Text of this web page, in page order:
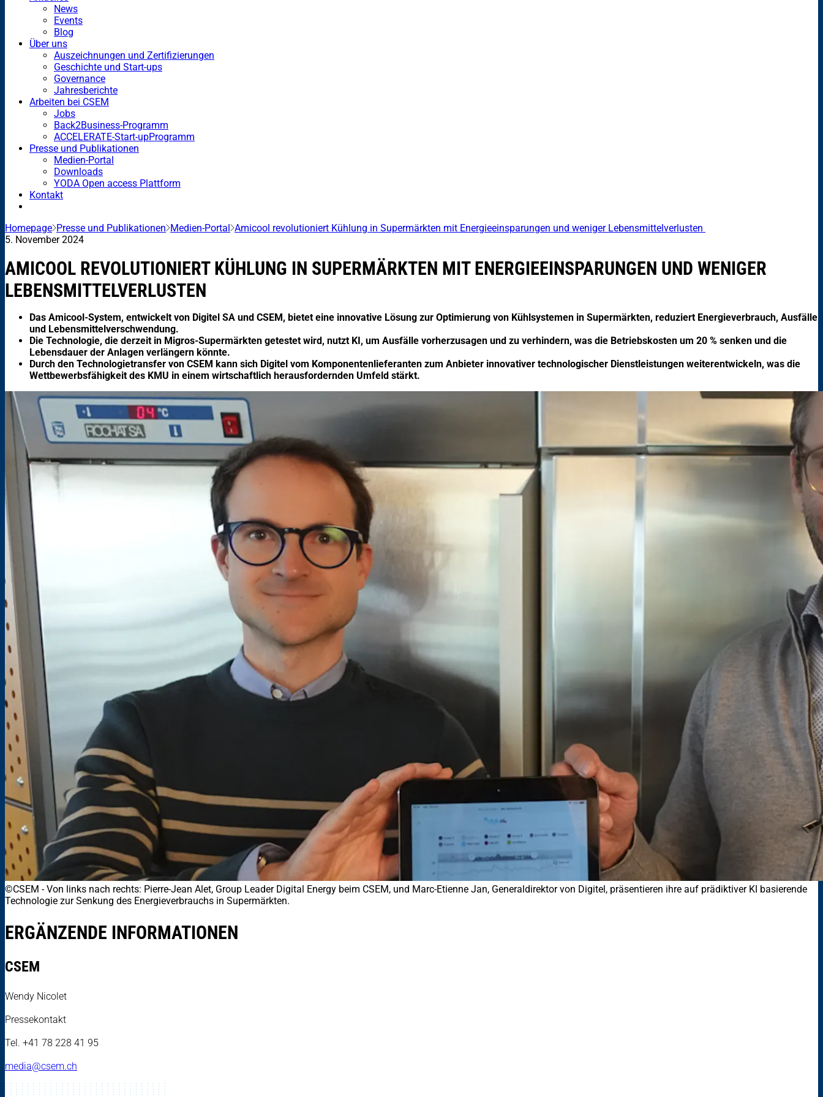
News
Events
Blog
Über uns
Auszeichnungen und Zertifizierungen
Geschichte und Start-ups
Governance
Jahresberichte
Arbeiten bei CSEM
Jobs
Back2Business-Programm
ACCELERATE-Start-upProgramm
Presse und Publikationen
Medien-Portal
Downloads
YODA Open access Plattform
Kontakt
Homepage Presse und Publikationen Medien-Portal Amicool revolutioniert Kühlung in Supermärkten mit Energieeinsparungen und weniger Lebensmittelverlusten
5. November 2024
AMICOOL REVOLUTIONIERT KÜHLUNG IN SUPERMÄRKTEN MIT ENERGIEEINSPARUNGEN UND WENIGER
LEBENSMITTELVERLUSTEN
Das Amicool-System, entwickelt von Digitel SA und CSEM, bietet eine innovative Lösung zur Optimierung von Kühlsystemen in Supermärkten, reduziert Energieverbrauch, Ausfälle
und Lebensmittelverschwendung.
Die Technologie, die derzeit in Migros-Supermärkten getestet wird, nutzt KI, um Ausfälle vorherzusagen und zu verhindern, was die Betriebskosten um 20 % senken und die
Lebensdauer der Anlagen verlängern könnte.
Durch den Technologietransfer von CSEM kann sich Digitel vom Komponentenlieferanten zum Anbieter innovativer technologischer Dienstleistungen weiterentwickeln, was die
Wettbewerbsfähigkeit des KMU in einem wirtschaftlich herausfordernden Umfeld stärkt.
©CSEM -Von links nach rechts: Pierre-Jean Alet, Group Leader Digital Energy beim CSEM, und Marc-Etienne Jan, Generaldirektor von Digitel, präsentieren ihre auf prädiktiver KI basierende
Technologie zur Senkung des Energieverbrauchs in Supermärkten.
ERGÄNZENDE INFORMATIONEN
CSEM
Wendy Nicolet
Pressekontakt
Tel. +41 78 228 41 95
media@csem.ch